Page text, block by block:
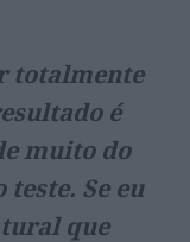
totalmente
é
muito do
Se eu
que